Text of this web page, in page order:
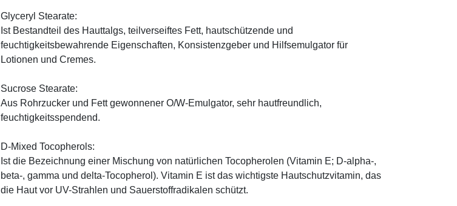
Glyceryl Stearate:
Ist Bestandteil des Hauttalgs, teilverseiftes Fett, hautschützende und
feuchtigkeitsbewahrende Eigenschaften, Konsistenzgeber und Hilfsemulgator für
Lotionen und Cremes.
Sucrose Stearate:
Aus Rohrzucker und Fett gewonnener O/W-Emulgator, sehr hautfreundlich,
feuchtigkeitsspendend.
D-Mixed Tocopherols:
Ist die Bezeichnung einer Mischung von natürlichen Tocopherolen (Vitamin E; D-alpha-,
beta-, gamma und delta-Tocopherol). Vitamin E ist das wichtigste Hautschutzvitamin, das
die Haut vor UV-Strahlen und Sauerstoffradikalen schützt.